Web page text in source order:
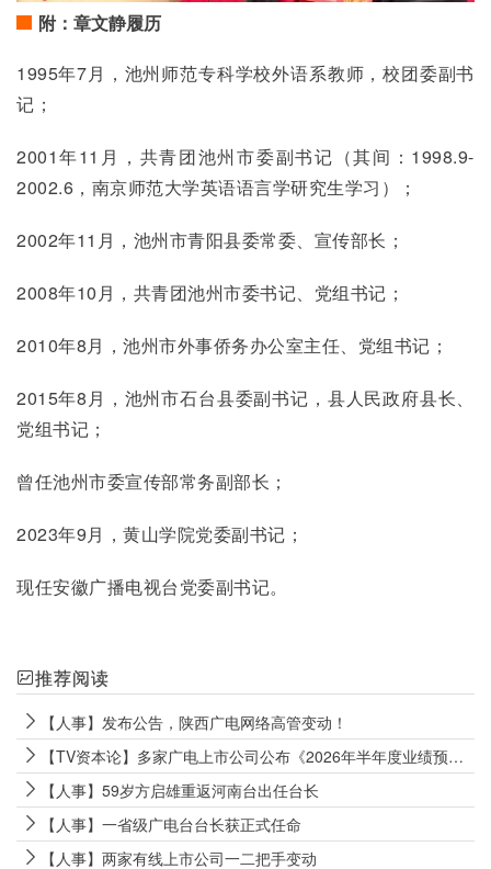
附：章文静履历
1995年7月，池州师范专科学校外语系教师，校团委副书
记；
2001年11月，共青团池州市委副书记（其间：1998.9-
2002.6，南京师范大学英语语言学研究生学习）；
2002年11月，池州市青阳县委常委、宣传部长；
2008年10月，共青团池州市委书记、党组书记；
2010年8月，池州市外事侨务办公室主任、党组书记；
2015年8月，池州市石台县委副书记，县人民政府县长、
党组书记；
曾任池州市委宣传部常务副部长；
2023年9月，黄山学院党委副书记；
现任安徽广播电视台党委副书记。
推荐阅读
【人事】发布公告，陕西广电网络高管变动！
【TV资本论】多家广电上市公司公布《2026年半年度业绩预告》
【人事】59岁方启雄重返河南台出任台长
【人事】一省级广电台台长获正式任命
【人事】两家有线上市公司一二把手变动